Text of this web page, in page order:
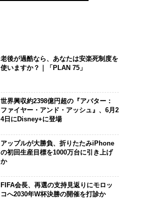
老後が過酷なら、あなたは安楽死制度を
使いますか？｜「PLAN 75」
世界興収約2398億円超の『アバター：
ファイヤー・アンド・アッシュ』、6月2
4日にDisney+に登場
アップルが大勝負、折りたたみiPhone
の初回生産目標を1000万台に引き上げ
か
FIFA会長、再選の支持見返りにモロッ
コへ2030年W杯決勝の開催を打診か